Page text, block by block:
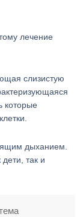
лечение
слизистую
которые
дыханием.
так и